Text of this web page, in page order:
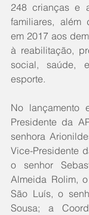
248 crianças e
familiares, além
em 2017 aos
à reabilitação,
social, saúde,
esporte.
No lançamento
Presidente da
senhora
Vice-Presidente
o senhor
Almeida Rolim,
São Luís, o
Sousa; a